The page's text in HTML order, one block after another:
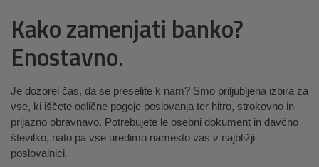
Kako zamenjati banko?
Enostavno.
Je dozorel čas, da se preselite k nam? Smo priljubljena izbira za
vse, ki iščete odlične pogoje poslovanja ter hitro, strokovno in
prijazno obravnavo. Potrebujete le osebni dokument in davčno
številko, nato pa vse uredimo namesto vas v najbližji
poslovalnici.